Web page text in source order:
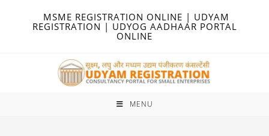
MSME REGISTRATION ONLINE | UDYAM
REGISTRATION | UDYOG AADHAAR PORTAL
ONLINE
MENU